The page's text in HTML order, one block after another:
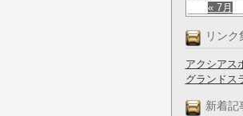
« 7月
リンク
アクシアス
グランドス
新着記